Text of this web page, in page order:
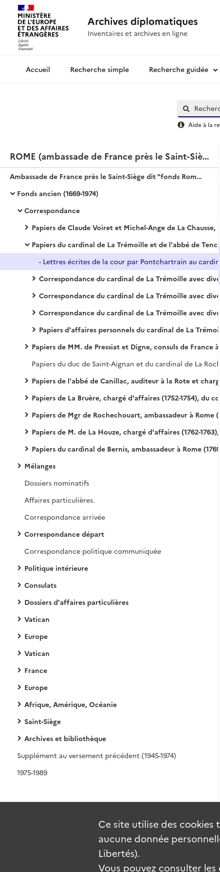
Archives diplomatiquesRecherche simple Recherche guidée
Aide à la
ROME (ambassade de France près le Saint-Siège) - fonds dit « Rome Saint-Siège »
Ambassade de France près le Saint-Siège dit "fonds Rome Saint-Siège"
Fonds ancien (1669-1974)
Correspondance
Papiers de Claude Voiret et Michel-Ange de La Chausse, consuls de France à Rome (1669-1724)
Papiers du cardinal de La Trémoille et de l'abbé de Tencin, ambassadeurs à Rome (1706-1724)
Correspondance du cardinal de La Trémoille avec divers ambassadeurs et représentants
Correspondance du cardinal de La Trémoille avec divers agents
Correspondance du cardinal de La Trémoille avec divers officiels ou particuliers, italiens ou
Papiers d'affaires personnels du cardinal de La
Papiers de MM. de Pressiat et Digne, consuls de France à Rome (1725-1744) et de M. de Chaste de Rioux, consul à Naples (1727-1728)
Papiers de l'abbé de Canillac, auditeur à la Rote et chargé d'affaires de France (1742-1745, 1748-1749)
Papiers de La Bruère, chargé d'affaires (1752-1754), du comte de Choiseul-Stainville, ambassadeur (1754-1757), de Boyer de Fonscolombe et des abbés de Myere et Delvincourt, chargés d'affaires (1757)
Papiers de Mgr de Rochechouart, ambassadeur à Rome (1758-1761)
Papiers de M. de La Houze, chargé d'affaires (1762-1763), et du marquis d'Aubeterre, ambassadeur (1763-1769)
Papiers du cardinal de Bernis, ambassadeur à Rome (1769-1790)
Mélanges
Dossiers nominatifs
Affaires particulières.
Correspondance arrivée
Correspondance départ
Correspondance politique communiquée
Politique intérieure
Consulats
Dossiers d'affaires particulières
Vatican
Europe
Vatican
France
Europe
Afrique, Amérique, Océanie
Saint-Siège
Archives et bibliothèque
Supplément au versement précédent (1945-1974)
1975-1989
Ce site utilise des cookies
aucune donnée
Libertés).
Vous pouvez consulter